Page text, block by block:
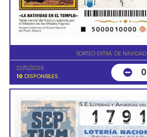
SORTEO EXTRA. DE NAVIDAD
22/12/2026
10 DISPONIBLES 0